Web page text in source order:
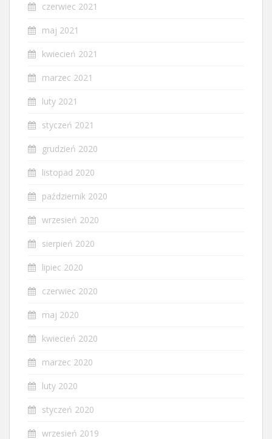
czerwiec 2021
maj 2021
kwiecień 2021
marzec 2021
luty 2021
styczeń 2021
grudzień 2020
listopad 2020
październik 2020
wrzesień 2020
sierpień 2020
lipiec 2020
czerwiec 2020
maj 2020
kwiecień 2020
marzec 2020
luty 2020
styczeń 2020
wrzesień 2019